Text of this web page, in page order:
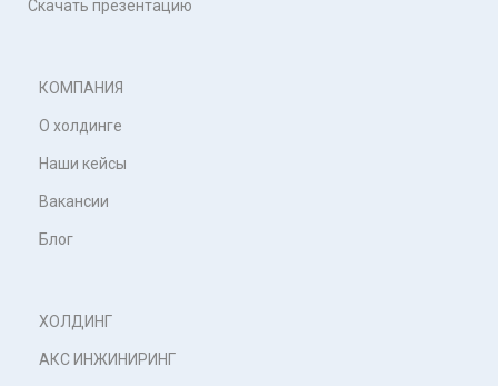
Скачать презентацию
КОМПАНИЯ
О холдинге
Наши кейсы
Вакансии
Блог
ХОЛДИНГ
АКС ИНЖИНИРИНГ